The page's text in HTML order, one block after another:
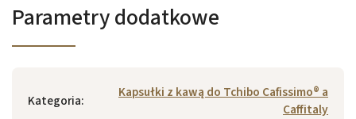
Parametry dodatkowe
Kategoria:
Kapsułki z kawą do Tchibo Cafissimo® a
Caffitaly